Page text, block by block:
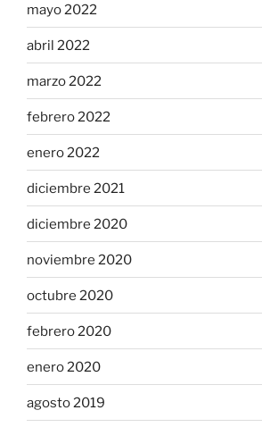
mayo 2022
abril 2022
marzo 2022
febrero 2022
enero 2022
diciembre 2021
diciembre 2020
noviembre 2020
octubre 2020
febrero 2020
enero 2020
agosto 2019